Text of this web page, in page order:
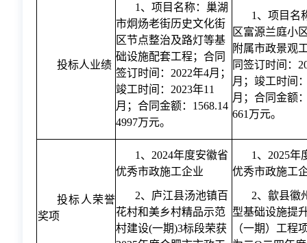
投标人业绩
1、项目名称：巢湖
市炯炀老街历史文化街
区节点整治及路灯等基
础设施配套工程；合同
签订时间：2022年4月；
竣工时间：2023年11
月；合同金额：1568.14
4997万元。
1、项目名
区富源兰庭小
附属市政景观
同签订时间：
月；竣工时间
月；合同金额
661万元。
投标人荣誉
奖项
1、2024年度安徽省
优秀市政施工企业
2、庐江县汤池镇百
花村和美乡村精品示范
村建设(一期)3标段荣获
1、2025年
优秀市政施工
2、歙县徽
型基础设施提
（一期）工程